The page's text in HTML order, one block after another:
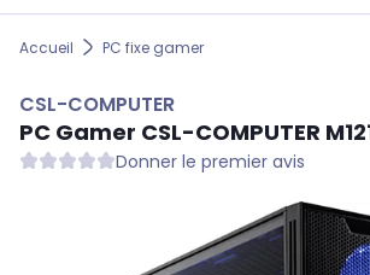
Accueil PC fixe gamer
CSL-COMPUTER
PC Gamer CSL-COMPUTER
Donner le premier avis